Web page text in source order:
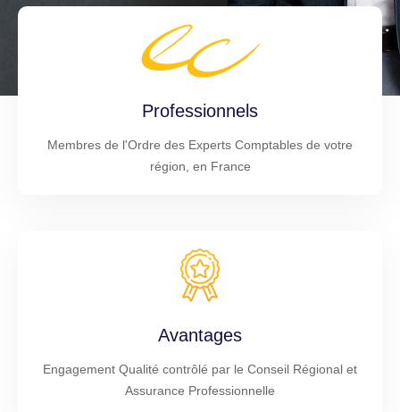
Professionnels
Membres de l'Ordre des Experts Comptables de votre
région, en France
Avantages
Engagement Qualité contrôlé par le Conseil Régional et
Assurance Professionnelle